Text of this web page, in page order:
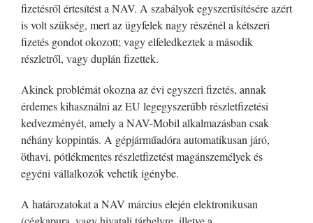
fizetésről értesítést a NAV. A szabályok egyszerűsítésére azért
is volt szükség, mert az ügyfelek nagy részénél a kétszeri
fizetés gondot okozott; vagy elfeledkeztek a második
részletről, vagy duplán fizettek.
Akinek problémát okozna az évi egyszeri fizetés, annak
érdemes kihasználni az EU legegyszerűbb részletfizetési
kedvezményét, amely a NAV-Mobil alkalmazásban csak
néhány koppintás. A gépjárműadóra automatikusan járó,
öthavi, pótlékmentes részletfizetést magánszemélyek és
egyéni vállalkozók vehetik igénybe.
A határozatokat a NAV március elején elektronikusan